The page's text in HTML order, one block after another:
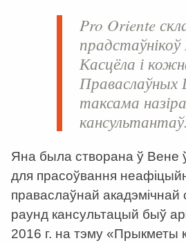
Pro Oriente
Касцёла і
Праваслаўных
таксама
кансультантаў.
Яна была створана ў Вене
для прасоўвання
праваслаўнай
раунд кансультацый быў
2016 г. на тэму «Прыкметы